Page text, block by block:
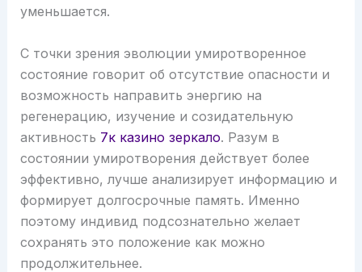
уменьшается.
С точки зрения эволюции умиротворенное
состояние говорит об отсутствие опасности и
возможность направить энергию на
регенерацию, изучение и созидательную
активность 7к казино зеркало. Разум в
состоянии умиротворения действует более
эффективно, лучше анализирует информацию и
формирует долгосрочные память. Именно
поэтому индивид подсознательно желает
сохранять это положение как можно
продолжительнее.